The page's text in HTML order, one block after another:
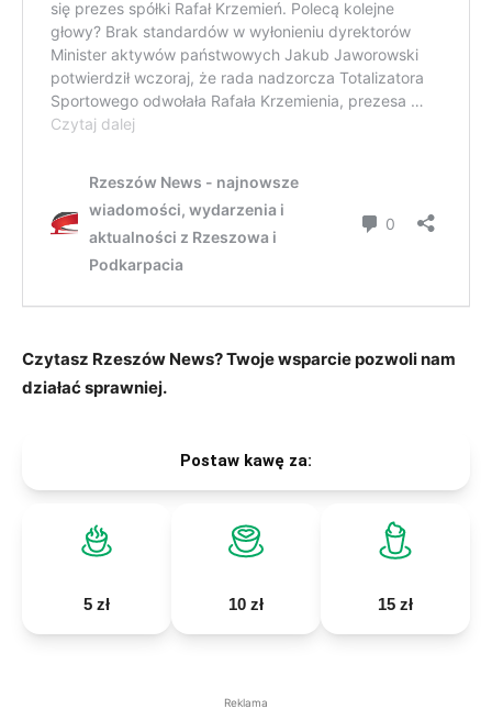
Czytasz Rzeszów News? Twoje wsparcie pozwoli nam
działać sprawniej.
Postaw kawę za:
5 zł 10 zł 15 zł
Reklama